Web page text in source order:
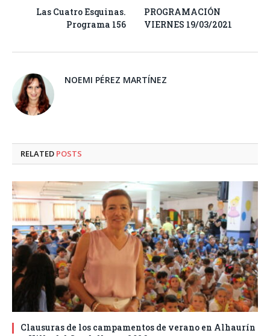
Las Cuatro Esquinas.
Programa 156
PROGRAMACIÓN
VIERNES 19/03/2021
NOEMI PÉREZ MARTÍNEZ
RELATED POSTS
Clausuras de los campamentos de verano en Alhaurín